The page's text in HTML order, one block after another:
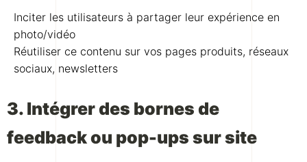
Inciter les utilisateurs à partager leur expérience en
photo/vidéo
Réutiliser ce contenu sur vos pages produits, réseaux
sociaux, newsletters
3. Intégrer des bornes de
feedback ou pop-ups sur site